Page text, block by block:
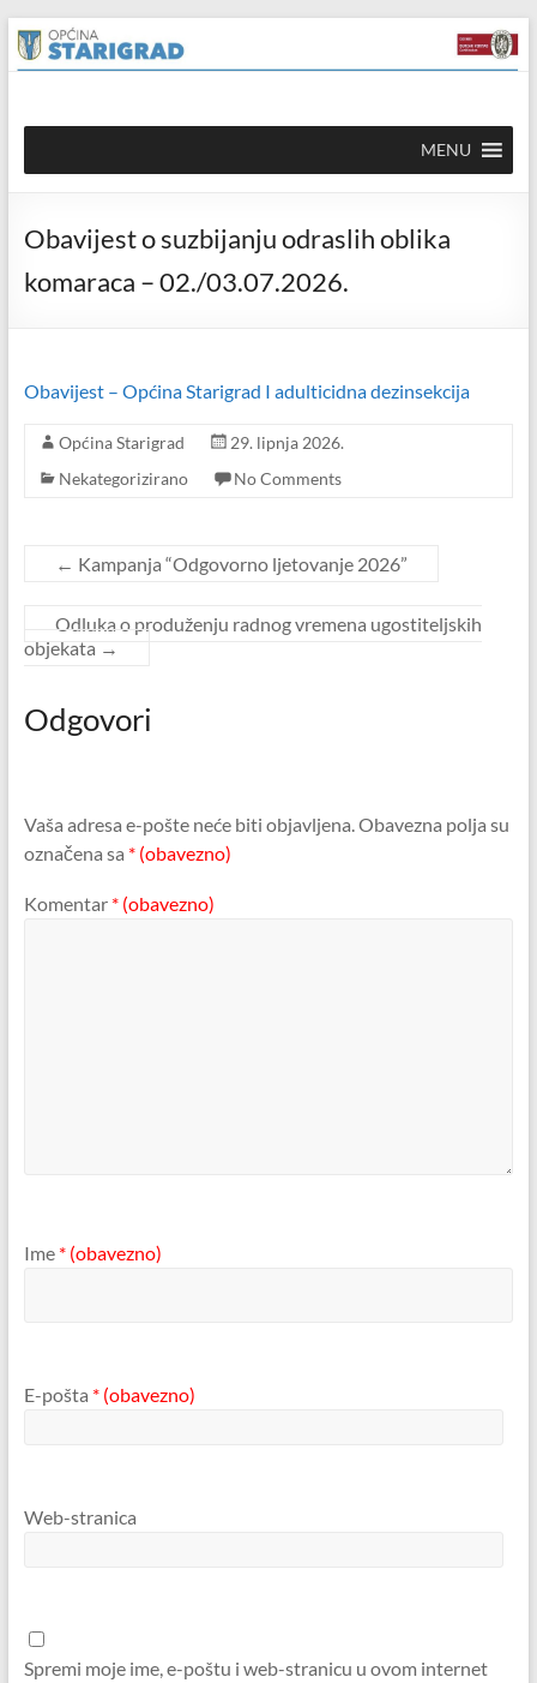
content
Skip
to
content
Općina
Starigrad
mrežna
stranica
MENU
Obavijest o suzbijanju odraslih oblika
komaraca – 02./03.07.2026.
Obavijest – Općina Starigrad I adulticidna dezinsekcija
Općina Starigrad
29. lipnja 2026.
Nekategorizirano
No Comments
← Kampanja “Odgovorno ljetovanje 2026”
Odluka o produženju radnog vremena ugostiteljskih
objekata →
Odgovori
Vaša adresa e-pošte neće biti objavljena.Obavezna polja su
označena sa * (obavezno)
Komentar * (obavezno)
Ime * (obavezno)
E-pošta * (obavezno)
Web-stranica
Spremi moje ime, e-poštu i web-stranicu u ovom internet